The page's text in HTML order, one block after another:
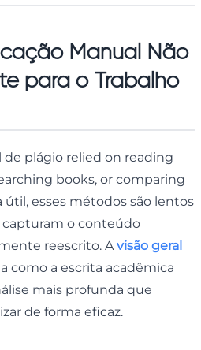
Manual Não
para o Trabalho
de plágio relied on reading
books, or comparing
esses métodos são lentos
o conteúdo
reescrito. A visão geral
como a escrita acadêmica
mais profunda que
de forma eficaz.